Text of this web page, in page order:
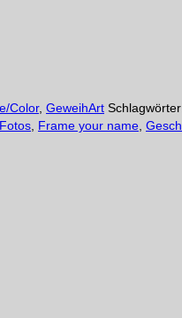
Color, GeweihArt
Fotos Frame your name